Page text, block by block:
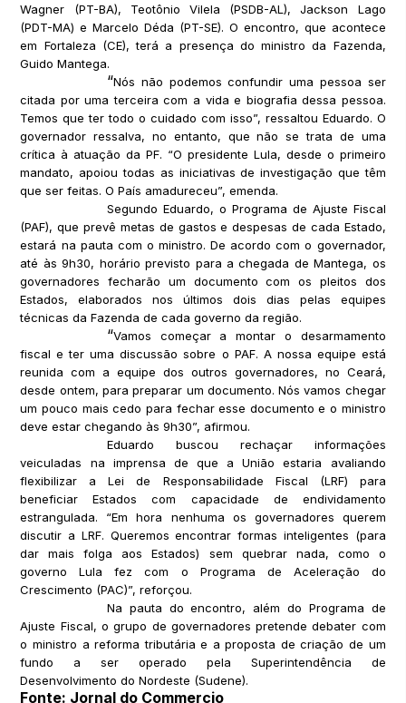
Wagner (PT-BA), Teotônio Vilela (PSDB-AL), Jackson Lago
(PDT-MA) e Marcelo Déda (PT-SE). O encontro, que acontece
em Fortaleza (CE), terá a presença do ministro da Fazenda,
Guido Mantega.
“Nós não podemos confundir uma pessoa ser
citada por uma terceira com a vida e biografia dessa pessoa.
Temos que ter todo o cuidado com isso”, ressaltou Eduardo. O
governador ressalva, no entanto, que não se trata de uma
crítica à atuação da PF. “O presidente Lula, desde o primeiro
mandato, apoiou todas as iniciativas de investigação que têm
que ser feitas. O País amadureceu”, emenda.
Segundo Eduardo, o Programa de Ajuste Fiscal
(PAF), que prevê metas de gastos e despesas de cada Estado,
estará na pauta com o ministro. De acordo com o governador,
até às 9h30, horário previsto para a chegada de Mantega, os
governadores fecharão um documento com os pleitos dos
Estados, elaborados nos últimos dois dias pelas equipes
técnicas da Fazenda de cada governo da região.
“Vamos começar a montar o desarmamento
fiscal e ter uma discussão sobre o PAF. A nossa equipe está
reunida com a equipe dos outros governadores, no Ceará,
desde ontem, para preparar um documento. Nós vamos chegar
um pouco mais cedo para fechar esse documento e o ministro
deve estar chegando às 9h30”, afirmou.
Eduardo buscou rechaçar informações
veiculadas na imprensa de que a União estaria avaliando
flexibilizar a Lei de Responsabilidade Fiscal (LRF) para
beneficiar Estados com capacidade de endividamento
estrangulada. “Em hora nenhuma os governadores querem
discutir a LRF. Queremos encontrar formas inteligentes (para
dar mais folga aos Estados) sem quebrar nada, como o
governo Lula fez com o Programa de Aceleração do
Crescimento (PAC)”, reforçou.
Na pauta do encontro, além do Programa de
Ajuste Fiscal, o grupo de governadores pretende debater com
o ministro a reforma tributária e a proposta de criação de um
fundo a ser operado pela Superintendência de
Desenvolvimento do Nordeste (Sudene).
Fonte: Jornal do Commercio